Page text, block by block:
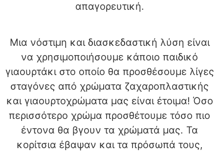
απαγορευτική.
Μια νόστιμη και διασκεδαστική λύση είναι
να χρησιμοποιήσουμε κάποιο παιδικό
γιαουρτάκι στο οποίο θα προσθέσουμε λίγες
σταγόνες από χρώματα ζαχαροπλαστικής
και γιαουρτοχρώματα μας είναι έτοιμα! Όσο
περισσότερο χρώμα προσθέτουμε τόσο πιο
έντονα θα βγουν τα χρώματά μας. Τα
κορίτσια έβαψαν και τα πρόσωπά τους,